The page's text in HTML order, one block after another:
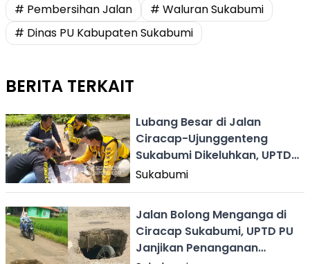
# Pembersihan Jalan
# Waluran Sukabumi
# Dinas PU Kabupaten Sukabumi
BERITA TERKAIT
Lubang Besar di Jalan
Ciracap-Ujunggenteng
Sukabumi Dikeluhkan, UPTD
PU Lakukan Penanganan
Sukabumi
Jalan Bolong Menganga di
Ciracap Sukabumi, UPTD PU
Janjikan Penanganan